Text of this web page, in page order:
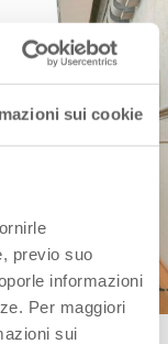
sui cookie
previo suo
informazioni
Per maggiori
sui